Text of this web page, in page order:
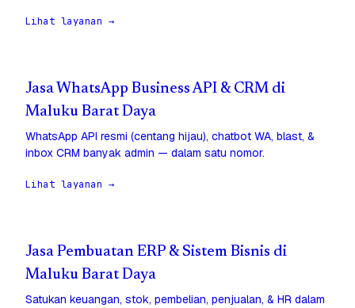
Lihat layanan →
Jasa WhatsApp Business API & CRM di
Maluku Barat Daya
WhatsApp API resmi (centang hijau), chatbot WA, blast, &
inbox CRM banyak admin — dalam satu nomor.
Lihat layanan →
Jasa Pembuatan ERP & Sistem Bisnis di
Maluku Barat Daya
Satukan keuangan, stok, pembelian, penjualan, & HR dalam